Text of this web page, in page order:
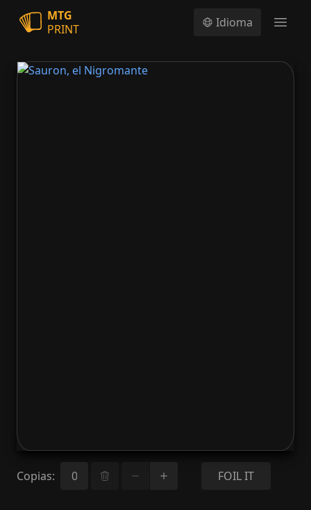
MTG
PRINT
Idioma
Copias: FOIL IT